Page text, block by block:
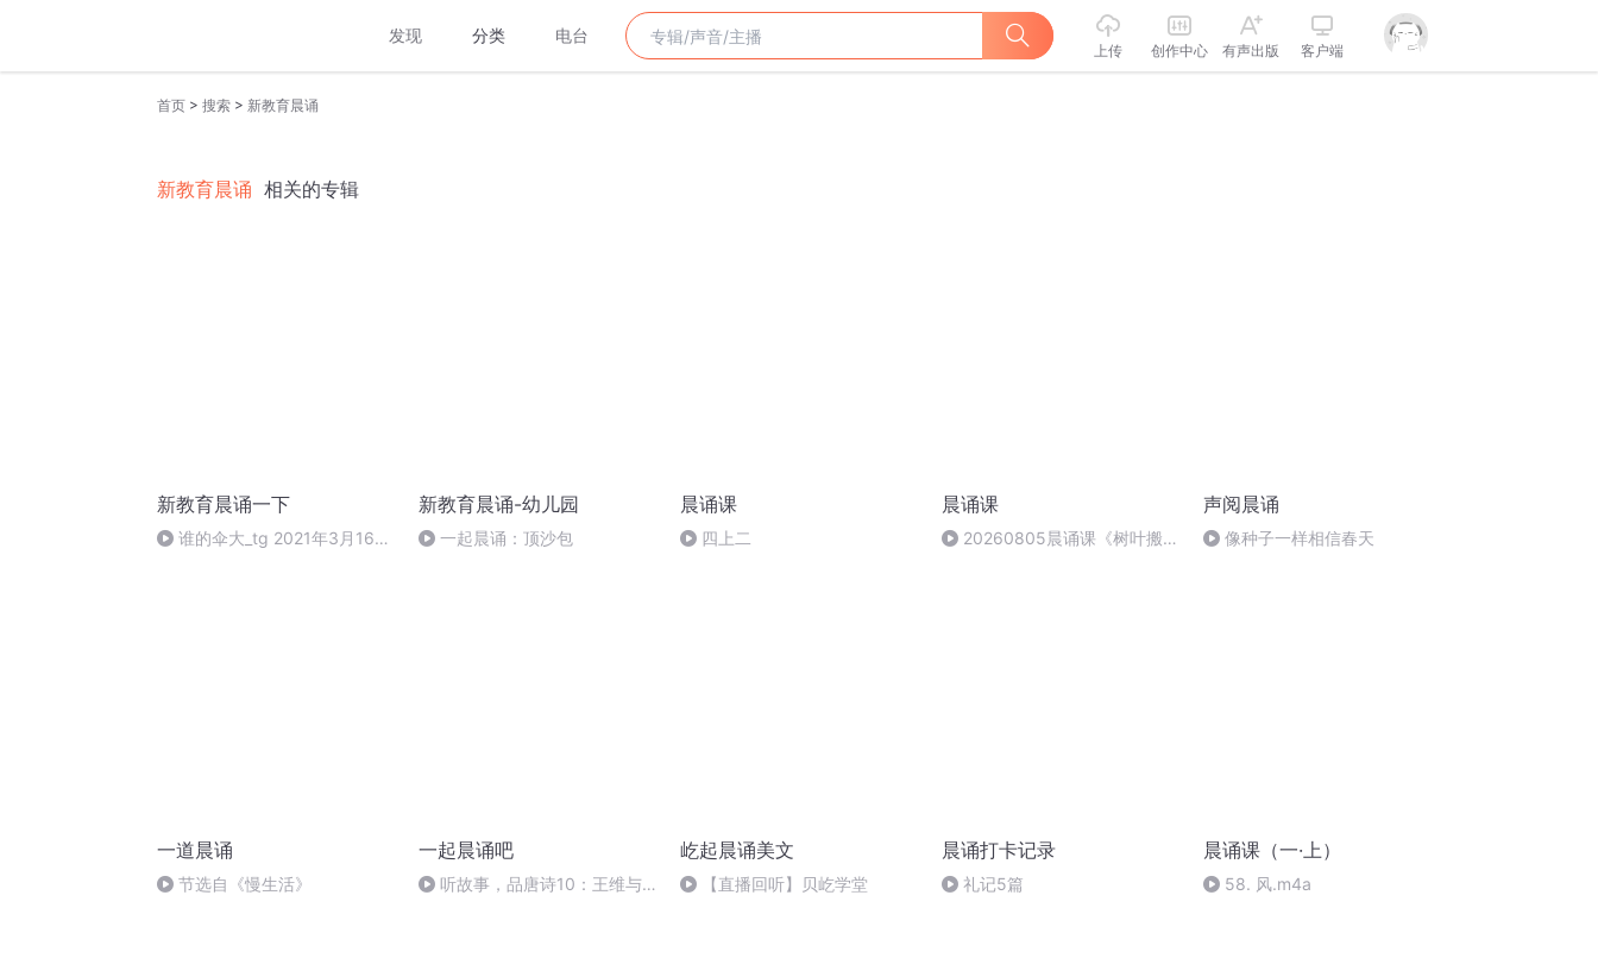
发现 分类 电台
上传 创作中心 有声出版 客户端
首页 > 搜索 > 新教育晨诵
新教育晨诵 相关的专辑
新教育晨诵一下
谁的伞大_tg 2021年3月16日
新教育晨诵-幼儿园
一起晨诵：顶沙包
晨诵课
四上二
晨诵课
20260805晨诵课《树叶搬
声阅晨诵
像种子一样相信春天
一道晨诵
节选自《慢生活》
一起晨诵吧
听故事，品唐诗10：王维与
屹起晨诵美文
【直播回听】贝屹学堂
晨诵打卡记录
礼记5篇
晨诵课（一·上）
58. 风.m4a